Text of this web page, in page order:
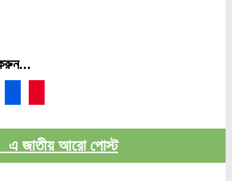
করুন...
জাতীয় আরো পোস্ট